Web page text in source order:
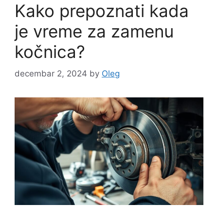
Kako prepoznati kada
je vreme za zamenu
kočnica?
decembar 2, 2024 by Oleg